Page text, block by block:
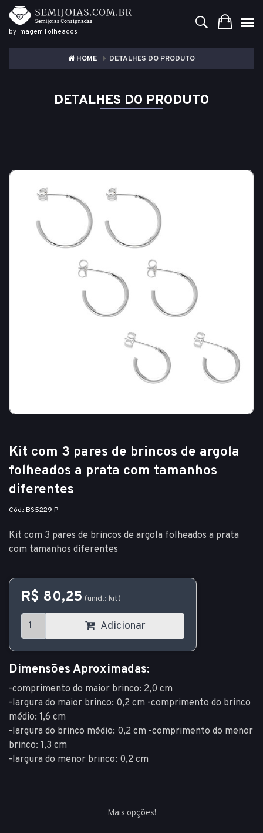
by Imagem Folheados
HOME DETALHES DO PRODUTO
DETALHES DO PRODUTO
Kit com 3 pares de brincos de argola
folheados a prata com tamanhos
diferentes
Cód.: BS5229 P
Kit com 3 pares de brincos de argola folheados a prata
com tamanhos diferentes
R$ 80,25 (unid.: kit)
Adicionar
Dimensões Aproximadas:
-comprimento do maior brinco: 2,0 cm
-largura do maior brinco: 0,2 cm -comprimento do brinco
médio: 1,6 cm
-largura do brinco médio: 0,2 cm -comprimento do menor
brinco: 1,3 cm
-largura do menor brinco: 0,2 cm
Mais opções!